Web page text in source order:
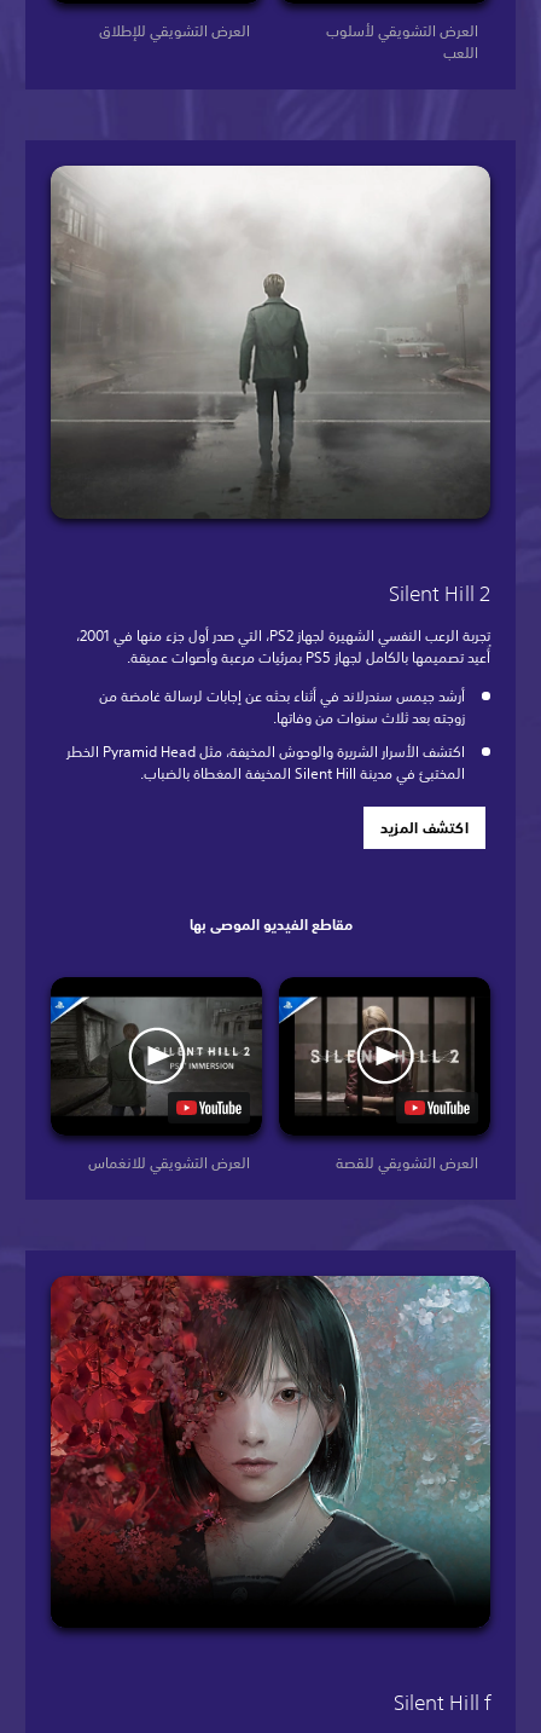
العرض التشويقي للإطلاق
العرض التشويقي لأسلوب
اللعب
Silent Hill 2
تجربة الرعب النفسي الشهيرة لجهاز PS2، التي صدر أول جزء منها في 2001،
أُعيد تصميمها بالكامل لجهاز PS5 بمرئيات مرعبة وأصوات عميقة.
أرشد جيمس سندرلاند في أثناء بحثه عن إجابات لرسالة غامضة من
زوجته بعد ثلاث سنوات من وفاتها.
اكتشف الأسرار الشريرة والوحوش المخيفة، مثل Pyramid Head الخطر
المختبئ في مدينة Silent Hill المخيفة المغطاة بالضباب.
اكتشف المزيد
مقاطع الفيديو الموصى بها
العرض التشويقي للانغماس العرض التشويقي للقصة
Silent Hill f